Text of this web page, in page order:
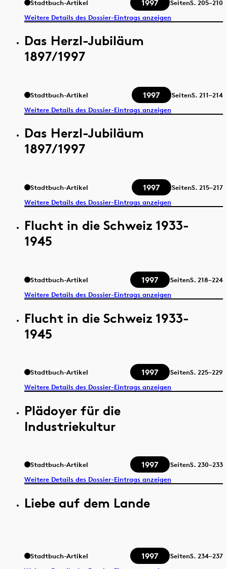
Stadtbuch-Artikel 1997 SeitenS. 205–210
Weitere Details des Dossier-Eintrags anzeigen
Das Herzl-Jubiläum
1897/1997
Stadtbuch-Artikel 1997 SeitenS. 211–214
Weitere Details des Dossier-Eintrags anzeigen
Das Herzl-Jubiläum
1897/1997
Stadtbuch-Artikel 1997 SeitenS. 215–217
Weitere Details des Dossier-Eintrags anzeigen
Flucht in die Schweiz 1933-
1945
Stadtbuch-Artikel 1997 SeitenS. 218–224
Weitere Details des Dossier-Eintrags anzeigen
Flucht in die Schweiz 1933-
1945
Stadtbuch-Artikel 1997 SeitenS. 225–229
Weitere Details des Dossier-Eintrags anzeigen
Plädoyer für die
Industriekultur
Stadtbuch-Artikel 1997 SeitenS. 230–233
Weitere Details des Dossier-Eintrags anzeigen
Liebe auf dem Lande
Stadtbuch-Artikel 1997 SeitenS. 234–237